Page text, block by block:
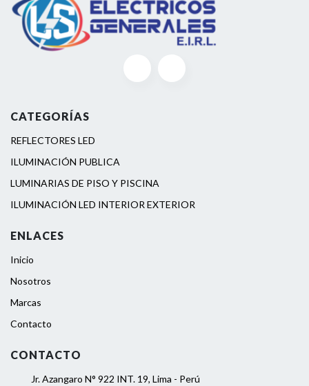
CATEGORÍAS
REFLECTORES LED
ILUMINACIÓN PUBLICA
LUMINARIAS DE PISO Y PISCINA
ILUMINACIÓN LED INTERIOR EXTERIOR
ENLACES
Inicio
Nosotros
Marcas
Contacto
CONTACTO
Jr. Azangaro N° 922 INT. 19, Lima - Perú